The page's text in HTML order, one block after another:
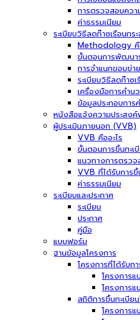
การตรวจสอบควา
ค่าธรรมเนียม
ระเบียบวิธีลดก๊าซเรือนกร
Methodology คื
ขั้นตอนการพัฒนา
การจำแนกขอบข่าย
ระเบียบวิธีลดก๊าซเ
เครื่องมือการคำ
ข้อมูลประกอบกา
หนังสือแจ้งความประสง
ผู้ประเมินภายนอก (VVB)
VVB คืออะไร
ขั้นตอนการขึ้นทะเ
แนวทางการตรวจ
VVB ที่ได้รับการขึ้
ค่าธรรมเนียม
ระเบียบและประกาศ
ระเบียบ
ประกาศ
คู่มือ
แบบฟอร์ม
ฐานข้อมูลโครงการ
โครงการที่ได้รับก
โครงการแ
โครงการ
สถิติการขึ้นทะเบีย
โครงการแ